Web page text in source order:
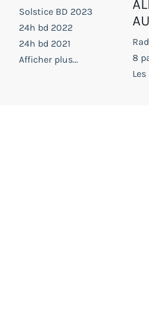
Solstice BD 2023
24h bd 2022
24h bd 2021
Afficher plus...
8